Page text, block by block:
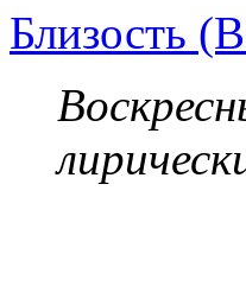
Близость